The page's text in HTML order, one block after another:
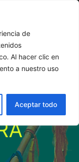
de
Al hacer clic en
a nuestro uso
Aceptar todo
EN